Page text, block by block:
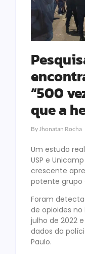
“500
que a
ByJhonatan Rocha
Um estudo
USP e
crescente
potente grupo
Foram
de opioides no
julho de 2022
dados da
Paulo.